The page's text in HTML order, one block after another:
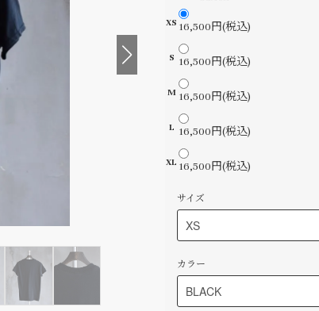
XS 16,500円(税込)
S 16,500円(税込)
M 16,500円(税込)
L 16,500円(税込)
XL 16,500円(税込)
サイズ
カラー